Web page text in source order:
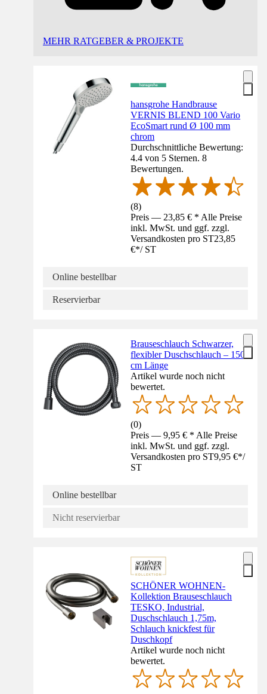
MEHR RATGEBER & PROJEKTE
hansgrohe Handbrause
VERNIS BLEND 100 Vario
EcoSmart rund Ø 100 mm
chrom
Durchschnittliche Bewertung:
4.4 von 5 Sternen. 8
Bewertungen.
(8)
Preis — 23,85 € * Alle Preise
inkl. MwSt. und ggf. zzgl.
Versandkosten pro ST23,85
€*/ ST
Online bestellbar
Reservierbar
Brauseschlauch Schwarzer,
flexibler Duschschlauch – 150
cm Länge
Artikel wurde noch nicht
bewertet.
(0)
Preis — 9,95 € * Alle Preise
inkl. MwSt. und ggf. zzgl.
Versandkosten pro ST9,95 €*/
ST
Online bestellbar
Nicht reservierbar
SCHÖNER WOHNEN-
Kollektion Brauseschlauch
TESKO, Industrial,
Duschschlauch 1,75m,
Schlauch knickfest für
Duschkopf
Artikel wurde noch nicht
bewertet.